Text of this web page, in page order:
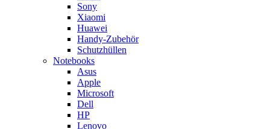
Sony
Xiaomi
Huawei
Handy-Zubehör
Schutzhüllen
Notebooks
Asus
Apple
Microsoft
Dell
HP
Lenovo